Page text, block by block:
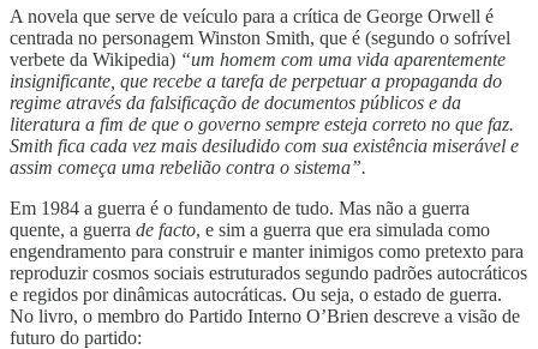
A novela que serve de veículo para a crítica de George Orwell é
centrada no personagem Winston Smith, que é (segundo o sofrível
verbete da Wikipedia) “um homem com uma vida aparentemente
insignificante, que recebe a tarefa de perpetuar a propaganda do
regime através da falsificação de documentos públicos e da
literatura a fim de que o governo sempre esteja correto no que faz.
Smith fica cada vez mais desiludido com sua existência miserável e
assim começa uma rebelião contra o sistema”.
Em 1984 a guerra é o fundamento de tudo. Mas não a guerra
quente, a guerra de facto, e sim a guerra que era simulada como
engendramento para construir e manter inimigos como pretexto para
reproduzir cosmos sociais estruturados segundo padrões autocráticos
e regidos por dinâmicas autocráticas. Ou seja, o estado de guerra.
No livro, o membro do Partido Interno O’Brien descreve a visão de
futuro do partido: